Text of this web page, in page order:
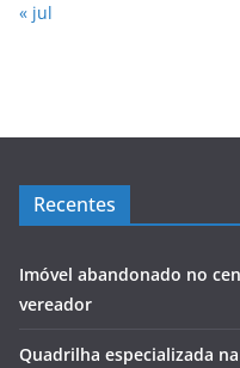
« jul
Recentes
Imóvel abandonado no
vereador
Quadrilha especializada